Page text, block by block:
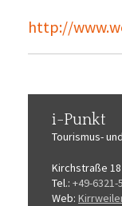
http://
i-Punkt
Tourismus-
Kirchstraße 18
Tel.: +49-6321-
Web: